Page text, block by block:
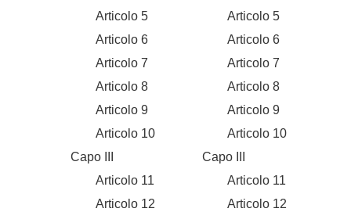
Articolo 5
Articolo 5
Articolo 6
Articolo 6
Articolo 7
Articolo 7
Articolo 8
Articolo 8
Articolo 9
Articolo 9
Articolo 10
Articolo 10
Capo III
Capo III
Articolo 11
Articolo 11
Articolo 12
Articolo 12